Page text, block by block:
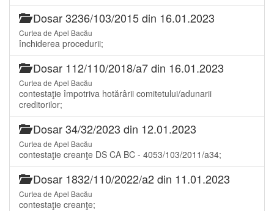
Dosar 3236/103/2015 din 16.01.2023
Curtea de Apel Bacău
închiderea procedurii;
Dosar 112/110/2018/a7 din 16.01.2023
Curtea de Apel Bacău
contestaţie împotriva hotărârii comitetului/adunarii
creditorilor;
Dosar 34/32/2023 din 12.01.2023
Curtea de Apel Bacău
contestaţie creanţe DS CA BC - 4053/103/2011/a34;
Dosar 1832/110/2022/a2 din 11.01.2023
Curtea de Apel Bacău
contestaţie creanţe;